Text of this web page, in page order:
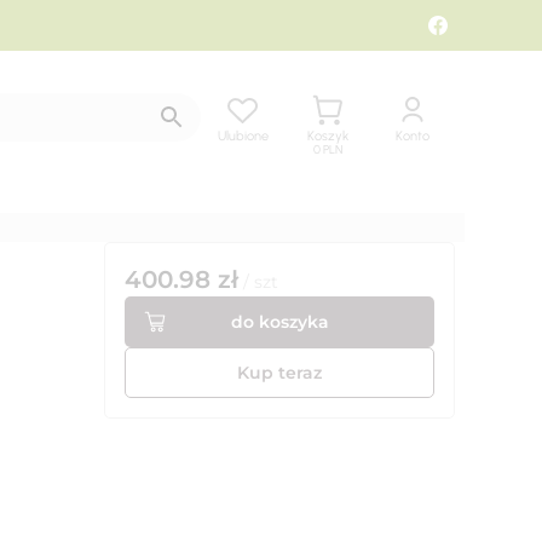
Ulubione
Koszyk
0 PLN
Konto
400.98 zł
do koszyka
Kup teraz